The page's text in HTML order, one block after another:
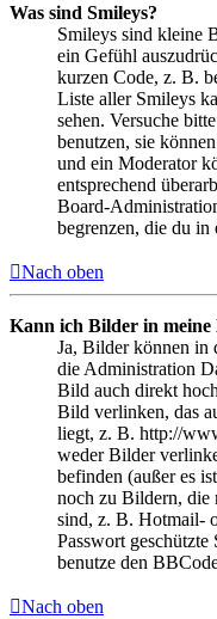
Was sind Smileys?
Smileys sind kleine
ein Gefühl
kurzen Code, z. B.
Liste aller Smileys
sehen. Versuche
benutzen, sie
und ein Moderator
entsprechend
Board-
begrenzen, die du in
Nach oben
Kann ich Bilder in meine
Ja, Bilder können in
die Administration
Bild auch direkt
Bild verlinken, das
liegt, z. B. http://
weder Bilder
befinden (außer es
noch zu Bildern, die
sind, z. B. Hotmail-
Passwort
benutze den
Nach oben